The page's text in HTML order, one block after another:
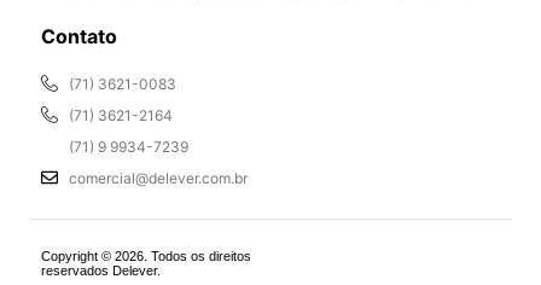
Contato
(71) 3621-0083
(71) 3621-2164
(71) 9 9934-7239
comercial@delever.com.br
Copyright © 2026. Todos os direitos
reservados Delever.